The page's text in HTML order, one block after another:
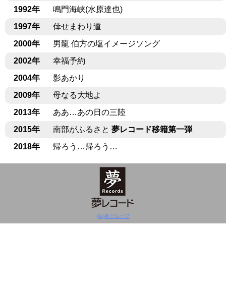
1992年
鳴門海峡(水原達也)
1997年
倖せまわり道
2000年
男龍 伯方の塩イメージソング
2002年
幸福予約
2004年
影あかり
2009年
母なる大地よ
2013年
ああ…あの日の三陸
2015年
南部がふるさと 夢レコード移籍第一弾
2018年
帰ろう…帰ろう…
(株)夢グループ